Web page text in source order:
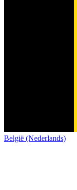
België (Nederlands)